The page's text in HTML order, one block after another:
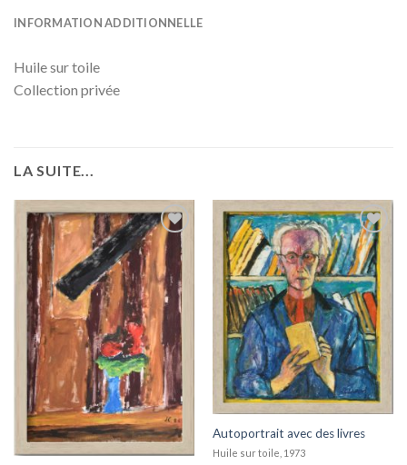
INFORMATION ADDITIONNELLE
Huile sur toile
Collection privée
LA SUITE...
Add to
wishlist
Add to
wishlist
Autoportrait avec des livres
Huile sur toile, 1973